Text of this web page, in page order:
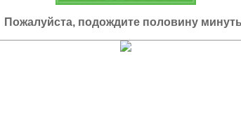
Пожалуйста, подождите половину